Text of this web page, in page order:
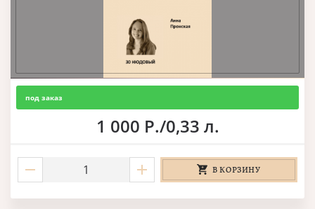
под заказ
1 000 Р./0,33 л.
В КОРЗИНУ